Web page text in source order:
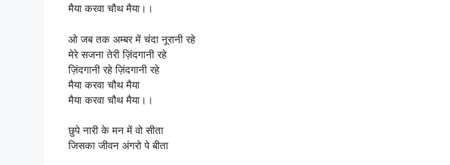
मैया करवा चौथ मैया।।
ओ जब तक अम्बर में चंदा नूरानी रहे
मेरे सजना तेरी ज़िंदगानी रहे
ज़िंदगानी रहे ज़िंदगानी रहे
मैया करवा चौथ मैया
मैया करवा चौथ मैया।।
छुपे नारी के मन में वो सीता
जिसका जीवन अंगरो पे बीता